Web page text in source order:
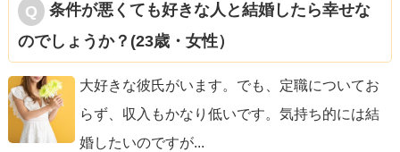
条件が悪くても好きな人と結婚したら幸せな
のでしょうか？(23歳・女性）
大好きな彼氏がいます。でも、定職についてお
らず、収入もかなり低いです。気持ち的には結
婚したいのですが...